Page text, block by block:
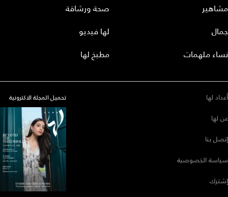
مشاهير
جمال
نساء ملهمات
صحة ورشاقة
لها فيديو
مطبخ لها
أعداد لها
عن لها
إتصل بنا
سياسة الخصوصية
إشترك
تحميل المجلة الاكترونية